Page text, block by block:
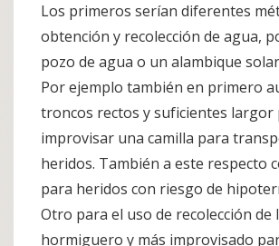
Los primeros serían diferentes
obtención y recolección de agua,
pozo de agua o un alambique
Por ejemplo también en primero
troncos rectos y suficientes largor
improvisar una camilla para
heridos. También a este respecto
para heridos con riesgo de
Otro para el uso de recolección de
hormiguero y más improvisado